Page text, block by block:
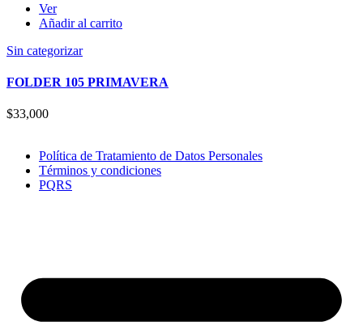
Ver
Añadir al carrito
Sin categorizar
FOLDER 105 PRIMAVERA
$33,000
Política de Tratamiento de Datos Personales
Términos y condiciones
PQRS